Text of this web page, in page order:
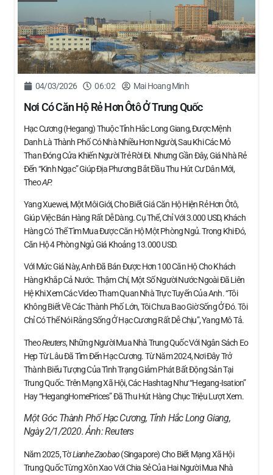
04/03/2026 06:02 Mai Hoang Minh
Nơi Có Căn Hộ Rẻ Hơn Ôtô Ở Trung Quốc
Hạc Cương (Hegang) Thuộc Tỉnh Hắc Long Giang, Được Mệnh
Danh Là Thành Phố Có Nhà Nhiều Hơn Người, Sau Khi Các Mỏ
Than Đóng Cửa Khiến Người Trẻ Rời Đi. Nhưng Gần Đây, Giá Nhà Rẻ
Đến “kinh Ngạc” Giúp Địa Phương Bắt Đầu Thu Hút Cư Dân Mới,
TheoAP.
Yang Xuewei, Một Môi Giới, Cho Biết Giá Căn Hộ Hiện Rẻ Hơn Ôtô,
Giúp Việc Bán Hàng Rất Dễ Dàng. Cụ Thể, Chỉ Với 3.000 USD, Khách
Hàng Có Thể Tìm Mua Được Căn Hộ Một Phòng Ngủ. Trong Khi Đó,
Căn Hộ 4 Phòng Ngủ Giá Khoảng 13.000 USD.
Với Mức Giá Này, Anh Đã Bán Được Hơn 100 Căn Hộ Cho Khách
Hàng Khắp Cả Nước. Thậm Chí, Một Số Người Nước Ngoài Đã Liên
Hệ Khi Xem Các Video Tham Quan Nhà Trực Tuyến Của Anh. “Tôi
Không Biết Về Các Thành Phố Lớn, Tôi Chưa Bao Giờ Sống Ở Đó. Tôi
Chỉ Có Thể Nói Rằng Sống Ở Hạc Cương Rất Dễ Chịu”, Yang Mô Tả.
TheoReuters, Những Người Mua Nhà Trung Quốc Với Ngân Sách Eo
Hẹp Từ Lâu Đã Tìm Đến Hạc Cương. Từ Năm 2024, Nơi Đây Trở
Thành Biểu Tượng Của Tình Trạng Giảm Phát Bất Động Sản Tại
Trung Quốc. Trên Mạng Xã Hội, Các Hashtag Như “Hegang-Isation”
Hay “HegangHomePrices” Đã Thu Hút Hàng Chục Triệu Lượt Xem.
Một Góc Thành Phố Hạc Cương, Tỉnh Hắc Long Giang,
Ngày 2/1/2020. Ảnh:Reuters
Năm 2025, TờLianhe Zaobao(Singapore) Cho Biết Mạng Xã Hội
Trung Quốc Từng Xôn Xao Với Chia Sẻ Của Hai Người Mua Nhà